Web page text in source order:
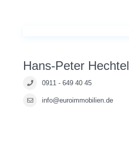
Hans-Peter Hechtel
0911 - 649 40 45
info@euroimmobilien.de